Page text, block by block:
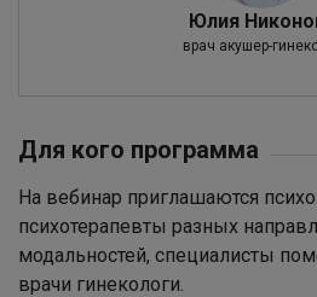
Юлия
врач акушер-
Для кого программа
На вебинар приглашаются
психотерапевты разных
модальностей, специалисты
врачи гинекологи.